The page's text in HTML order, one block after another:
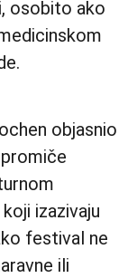
osobito ako
objasnio
izazivaju
festival ne
ili